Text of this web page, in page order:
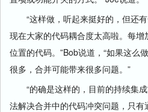
“这样做，听起来挺好的，但还有
现在大家的代码耦合度太高啦。每
位置的代码。”Bob说道，“如果这么
很多，合并可能带来很多问题。”
“的确是这样的，目前的持续集成
法解决合并中的代码冲突问题，只